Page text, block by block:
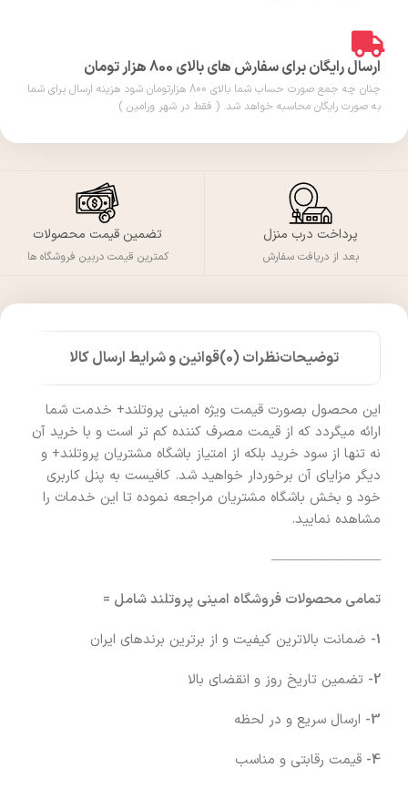
ارسال رایگان برای سفارش های بالای 800 هزار تومان
چنان چه جمع صورت حساب شما بالای 800 هزارتومان شود هزینه ارسال برای شما
به صورت رایگان محاسبه خواهد شد. ( فقط در شهر ورامین )
پرداخت درب منزل
بعد از دریافت سفارش
تضمین قیمت محصولات
کمترین قیمت دربین فروشگاه ها
توضیحاتنظرات (0) قوانین و شرایط ارسال کالا
این محصول بصورت قیمت ویژه امینی پروتلند+ خدمت شما
ارائه میگردد که از قیمت مصرف کننده کم تر است و با خرید آن
نه تنها از سود خرید بلکه از امتیاز باشگاه مشتریان پروتلند+ و
دیگر مزایای آن برخوردار خواهید شد. کافیست به پنل کاربری
خود و بخش باشگاه مشتریان مراجعه نموده تا این خدمات را
مشاهده نمایید.
————————
تمامی محصولات فروشگاه امینی پروتلند شامل =
1- ضمانت بالاترین کیفیت و از برترین برندهای ایران
2- تضمین تاریخ روز و انقضای بالا
3- ارسال سریع و در لحظه
4- قیمت رقابتی و مناسب